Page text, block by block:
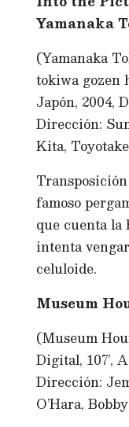
Yamanaka
(Yamanaka
tokiwa gozen
Japón, 2004,
Dirección:
Kita,
famoso
que cuenta
intenta
celuloide.
Museum
(Museum
Digital, 107’,
Dirección:
O’Hara,